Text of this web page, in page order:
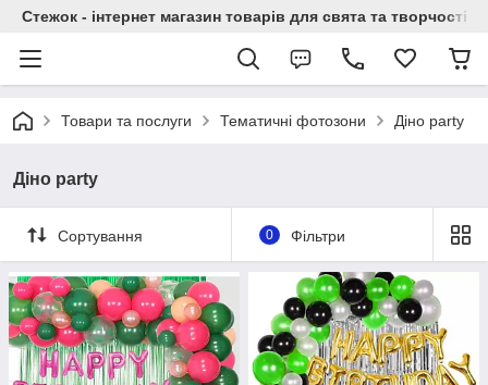
Стежок - інтернет магазин товарів для свята та творчості
Товари та послуги Тематичні фотозони Діно party
Діно party
Сортування 0 Фільтри